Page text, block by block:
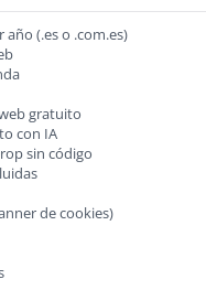
(.es o .com.es)
gratuito
con IA
sin código
de cookies)